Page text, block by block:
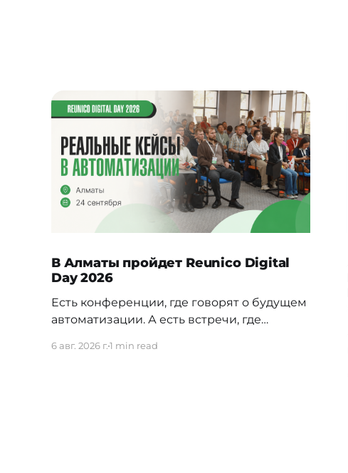
В Алматы пройдет Reunico Digital
Day 2026
Есть конференции, где говорят о будущем
автоматизации. А есть встречи, где
внутри реальных компаний. 24 сентября в
6 авг. 2026 г.1 min read